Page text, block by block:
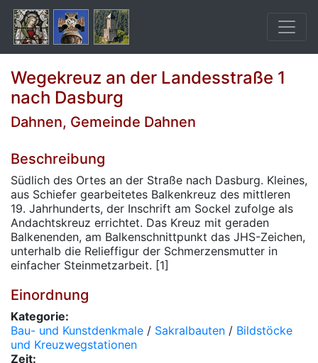
Wegekreuz an der Landesstraße 1
nach Dasburg
Dahnen, Gemeinde Dahnen
Beschreibung
Südlich des Ortes an der Straße nach Dasburg. Kleines,
aus Schiefer gearbeitetes Balkenkreuz des mittleren
19. Jahrhunderts, der Inschrift am Sockel zufolge als
Andachtskreuz errichtet. Das Kreuz mit geraden
Balkenenden, am Balkenschnittpunkt das JHS-Zeichen,
unterhalb die Relieffigur der Schmerzensmutter in
einfacher Steinmetzarbeit. [1]
Einordnung
Kategorie:
Bau- und Kunstdenkmale / Sakralbauten / Bildstöcke
und Kreuzwegstationen
Zeit: